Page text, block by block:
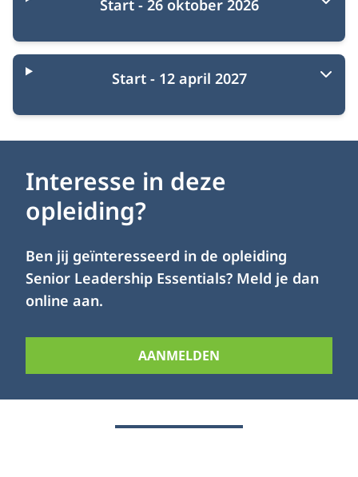
Start - 26 oktober 2026
Start - 12 april 2027
Interesse in deze
opleiding?
Ben jij geïnteresseerd in de opleiding
Senior Leadership Essentials? Meld je dan
online aan.
AANMELDEN